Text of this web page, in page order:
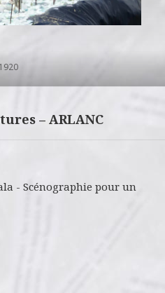
– ARLANC
-Scénographie pour un